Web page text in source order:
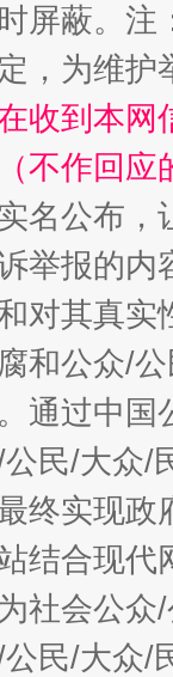
屏蔽。
，为维
收到本网
不作回应
名公布
举报的
对其真实
和公众/
通过中
民/大众/
终实现
结合现
社会公
民/大众/